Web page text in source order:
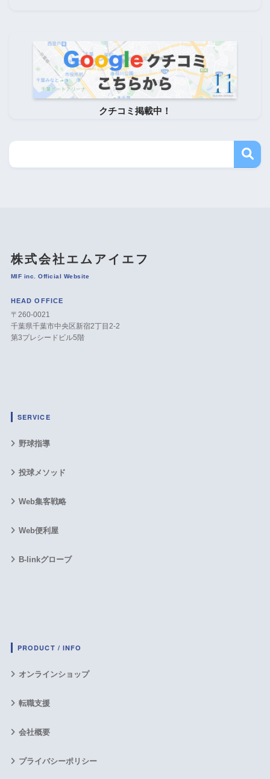
クチコミ掲載中！
株式会社エムアイエフ
MIF inc. Official Website
HEAD OFFICE
〒260-0021
千葉県千葉市中央区新宿2丁目2-2
第3プレシードビル5階
SERVICE
野球指導
投球メソッド
Web集客戦略
Web便利屋
B-linkグローブ
PRODUCT / INFO
オンラインショップ
転職支援
会社概要
プライバシーポリシー